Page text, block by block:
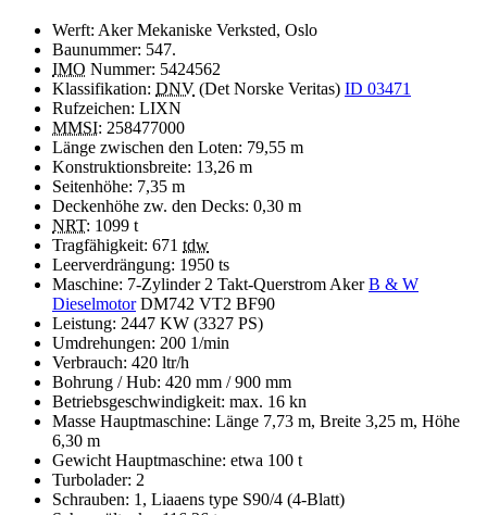
Werft: Aker Mekaniske Verksted, Oslo
Baunummer: 547.
IMO Nummer: 5424562
Klassifikation: DNV (Det Norske Veritas) ID 03471
Rufzeichen: LIXN
MMSI: 258477000
Länge zwischen den Loten: 79,55 m
Konstruktionsbreite: 13,26 m
Seitenhöhe: 7,35 m
Deckenhöhe zw. den Decks: 0,30 m
NRT: 1099 t
Tragfähigkeit: 671 tdw
Leerverdrängung: 1950 ts
Maschine: 7-Zylinder 2 Takt-Querstrom AkerB & W
DieselmotorDM742 VT2 BF90
Leistung: 2447 KW (3327 PS)
Umdrehungen: 200 1/min
Verbrauch: 420 ltr/h
Bohrung / Hub: 420 mm / 900 mm
Betriebsgeschwindigkeit: max. 16 kn
Masse Hauptmaschine: Länge 7,73 m, Breite 3,25 m, Höhe
6,30 m
Gewicht Hauptmaschine: etwa 100 t
Turbolader: 2
Schrauben: 1, Liaaens type S90/4 (4-Blatt)